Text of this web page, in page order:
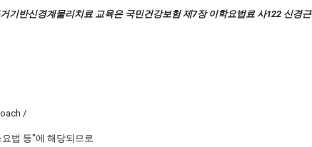
기반신경계물리치료 교육은 국민건강보험 제7장 이학요법료 사122 신경
/
요법 등"에 해당되므로